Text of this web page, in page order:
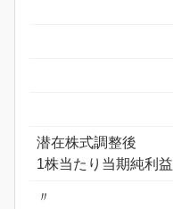
潜在株式調整後
1株当たり当期純利益
〃